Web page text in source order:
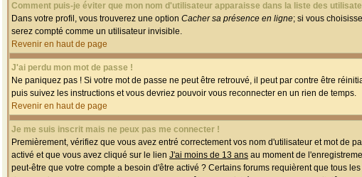
Comment puis-je éviter que mon nom d'utilisateur apparaisse dans la liste des
Dans votre profil, vous trouverez une option Cacher sa présence en ligne; si vous
serez compté comme un utilisateur invisible.
Revenir en haut de page
J'ai perdu mon mot de passe !
Ne paniquez pas ! Si votre mot de passe ne peut être retrouvé, il peut par contre être
puis suivez les instructions et vous devriez pouvoir vous reconnecter en un rien de temps.
Revenir en haut de page
Je me suis inscrit mais ne peux pas me connecter !
Premièrement, vérifiez que vous avez entré correctement vos nom d'utilisateur et mot de
activé et que vous avez cliqué sur le lien J'ai moins de 13 ans au moment de
peut-être que votre compte a besoin d'être activé ? Certains forums requièrent que tous